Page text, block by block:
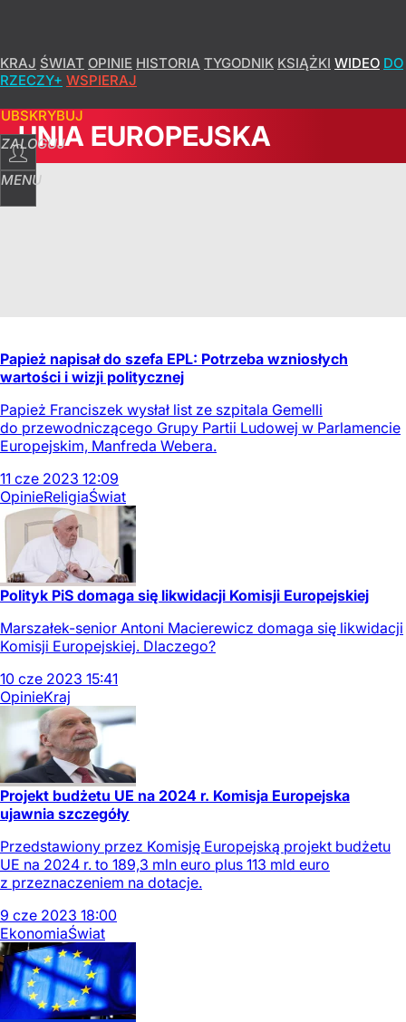
KRAJ ŚWIAT OPINIE HISTORIA TYGODNIK KSIĄŻKI WIDEO DO
RZECZY+ WSPIERAJ
ZALOGUJ
MENU
UNIA EUROPEJSKA
Papież napisał do szefa EPL: Potrzeba wzniosłych
wartości i wizji politycznej
Papież Franciszek wysłał list ze szpitala Gemelli
do przewodniczącego Grupy Partii Ludowej w Parlamencie
Europejskim, Manfreda Webera.
11 cze 2023 12:09
OpinieReligiaŚwiat
Polityk PiS domaga się likwidacji Komisji Europejskiej
Marszałek-senior Antoni Macierewicz domaga się likwidacji
Komisji Europejskiej. Dlaczego?
10 cze 2023 15:41
OpinieKraj
Projekt budżetu UE na 2024 r. Komisja Europejska
ujawnia szczegóły
Przedstawiony przez Komisję Europejską projekt budżetu
UE na 2024 r. to 189,3 mln euro plus 113 mld euro
z przeznaczeniem na dotacje.
9 cze 2023 18:00
EkonomiaŚwiat